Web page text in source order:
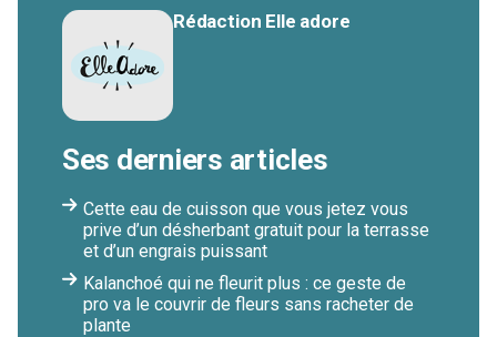
Rédaction Elle adore
Ses derniers articles
Cette eau de cuisson que vous jetez vous
prive d’un désherbant gratuit pour la terrasse
et d’un engrais puissant
Kalanchoé qui ne fleurit plus : ce geste de
pro va le couvrir de fleurs sans racheter de
plante